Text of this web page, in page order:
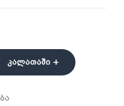
Კალათაში +